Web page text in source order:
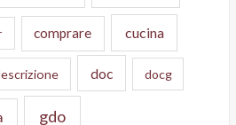
comprare cucina
doc docg
gdo